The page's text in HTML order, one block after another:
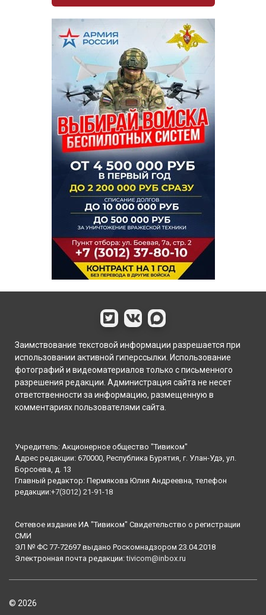
Заимствование текстовой информации разрешается при
использовании активной гиперссылки. Использование
фотографий и видеоматериалов только с письменного
разрешения редакции. Администрация сайта не несет
ответственности за информацию, размещенную в
комментариях пользователями сайта.
Учредитель: Акционерное общество "Тивиком"
Адрес редакции: 670000, Республика Бурятия, г. Улан-Удэ, ул.
Борсоева, д. 13
Главный редактор: Пермякова Юлия Андреевна, телефон
редакции:+7(3012) 21-91-18
Сетевое издание ИА "Тивиком" Свидетельство о регистрации
СМИ
ЭЛ № ФС 77-72697 выдано Роскомнадзором 23.04.2018
Электронная почта редакции:tivicom@inbox.ru
© 2026